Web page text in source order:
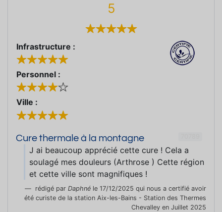
5
Infrastructure :
Personnel :
Ville :
Cure thermale à la montagne
J ai beaucoup apprécié cette cure ! Cela a
soulagé mes douleurs (Arthrose ) Cette région
et cette ville sont magnifiques !
rédigé par Daphné le 17/12/2025 qui nous a certifié avoir
été curiste de la station Aix-les-Bains - Station des Thermes
Chevalley en Juillet 2025